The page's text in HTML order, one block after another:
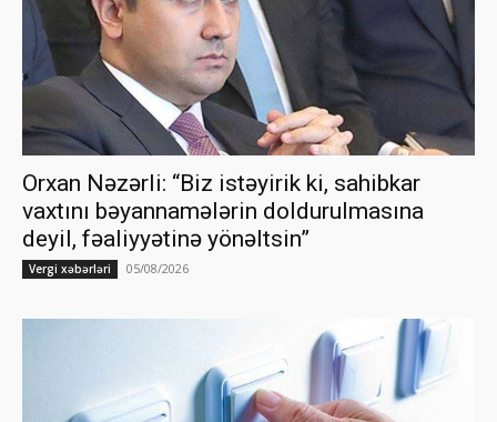
Orxan Nəzərli: “Biz istəyirik ki, sahibkar
vaxtını bəyannamələrin doldurulmasına
deyil, fəaliyyətinə yönəltsin”
Vergi xəbərləri 05/08/2026